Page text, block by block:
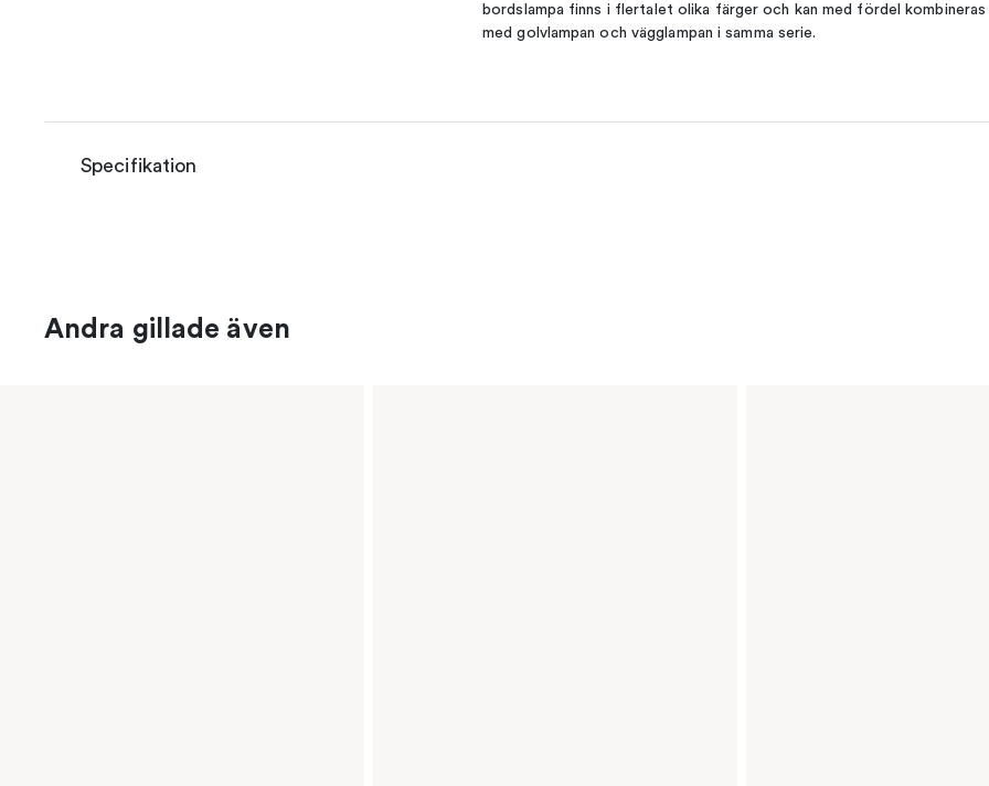
bordslampa finns i flertalet olika färger och kan med fördel kombineras
med golvlampan och vägglampan i samma serie.
Specifikation
Andra gillade även